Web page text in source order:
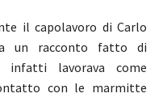
il capolavoro di Carlo
un racconto fatto di
infatti lavorava come
con le marmitte